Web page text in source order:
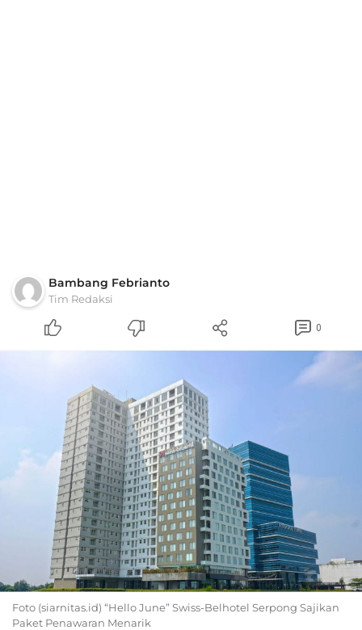
Bambang Febrianto
Tim Redaksi
0
Foto (siarnitas.id) “Hello June” Swiss-Belhotel Serpong Sajikan
Paket Penawaran Menarik